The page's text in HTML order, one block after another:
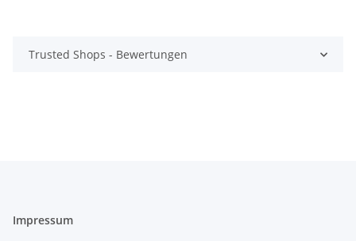
Trusted Shops - Bewertungen
Impressum